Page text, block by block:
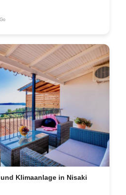
Klimaanlage in Nisaki